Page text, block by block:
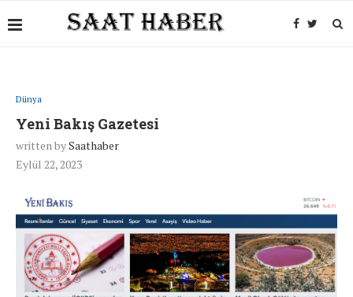
Dünya
Yeni Bakış Gazetesi
written bySaathaber
Eylül 22, 2023